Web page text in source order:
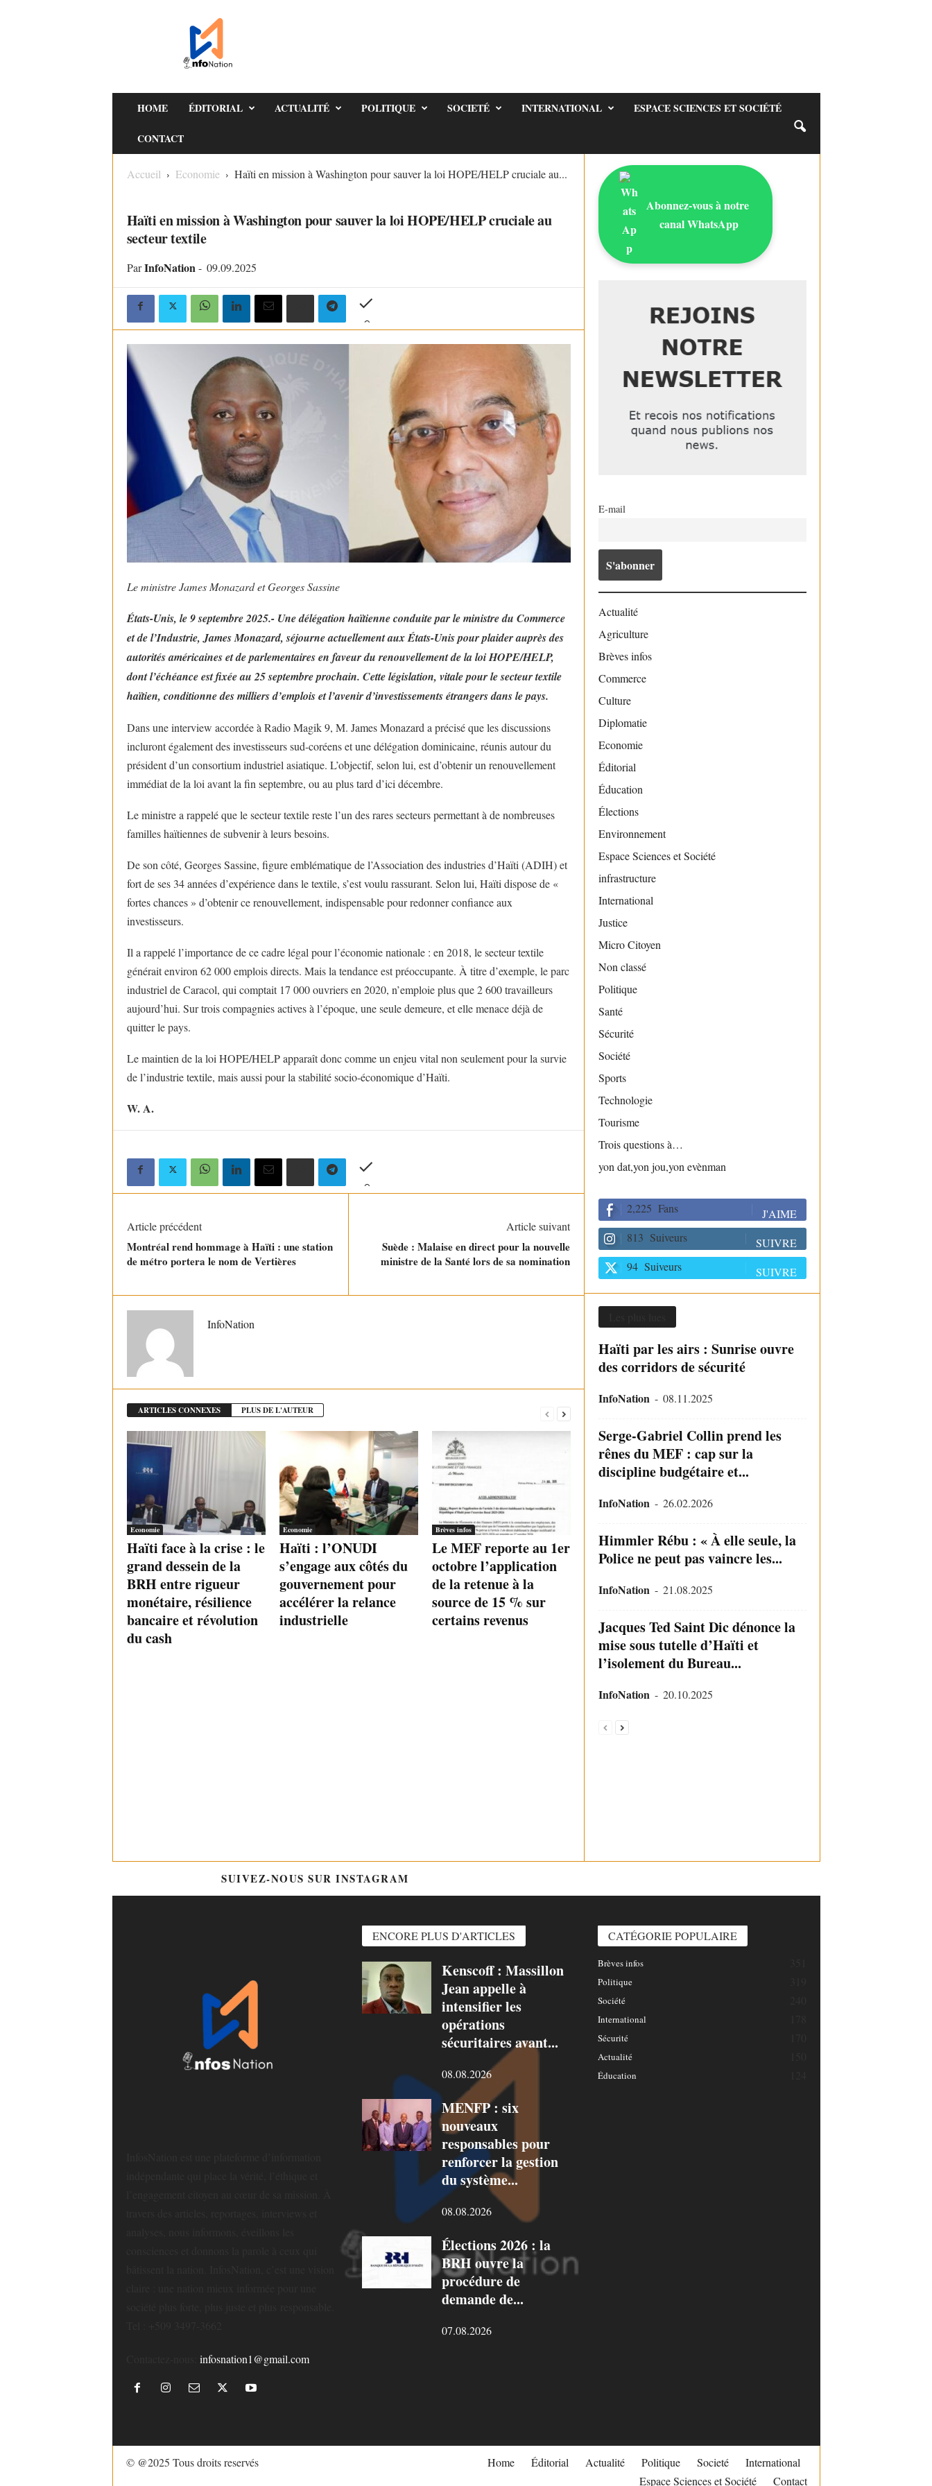
HOME ÉDITORIAL ACTUALITÉ POLITIQUE SOCIETÉ INTERNATIONAL ESPACE SCIENCES ET SOCIÉTÉ
CONTACT
Accueil Economie
Haïti en mission à Washington pour sauver la loi HOPE/HELP cruciale au...
Haïti en mission à Washington pour sauver la loi HOPE/HELP cruciale au
secteur textile
Par InfoNation - 09.09.2025
Le ministre James Monazard et Georges Sassine
États-Unis, le 9 septembre 2025.- Une délégation haïtienne conduite par le ministre du Commerce
et de l’Industrie, James Monazard, séjourne actuellement aux États-Unis pour plaider auprès des
autorités américaines et de parlementaires en faveur du renouvellement de la loi HOPE/HELP,
dont l’échéance est fixée au 25 septembre prochain. Cette législation, vitale pour le secteur textile
haïtien, conditionne des milliers d’emplois et l’avenir d’investissements étrangers dans le pays.
Dans une interview accordée à Radio Magik 9, M. James Monazard a précisé que les discussions
incluront également des investisseurs sud-coréens et une délégation dominicaine, réunis autour du
président d’un consortium industriel asiatique. L’objectif, selon lui, est d’obtenir un renouvellement
immédiat de la loi avant la fin septembre, ou au plus tard d’ici décembre.
Le ministre a rappelé que le secteur textile reste l’un des rares secteurs permettant à de nombreuses
familles haïtiennes de subvenir à leurs besoins.
De son côté, Georges Sassine, figure emblématique de l’Association des industries d’Haïti (ADIH) et
fort de ses 34 années d’expérience dans le textile, s’est voulu rassurant. Selon lui, Haïti dispose de «
fortes chances » d’obtenir ce renouvellement, indispensable pour redonner confiance aux
investisseurs.
Il a rappelé l’importance de ce cadre légal pour l’économie nationale : en 2018, le secteur textile
générait environ 62 000 emplois directs. Mais la tendance est préoccupante. À titre d’exemple, le parc
industriel de Caracol, qui comptait 17 000 ouvriers en 2020, n’emploie plus que 2 600 travailleurs
aujourd’hui. Sur trois compagnies actives à l’époque, une seule demeure, et elle menace déjà de
quitter le pays.
Le maintien de la loi HOPE/HELP apparaît donc comme un enjeu vital non seulement pour la survie
de l’industrie textile, mais aussi pour la stabilité socio-économique d’Haïti.
W. A.
Article précédent
Montréal rend hommage à Haïti : une station
de métro portera le nom de Vertières
Article suivant
Suède : Malaise en direct pour la nouvelle
ministre de la Santé lors de sa nomination
InfoNation
ARTICLES CONNEXES PLUS DE L'AUTEUR
Economie
Haïti face à la crise : le
grand dessein de la
BRH entre rigueur
monétaire, résilience
bancaire et révolution
du cash
Economie
Haïti : l’ONUDI
s’engage aux côtés du
gouvernement pour
accélérer la relance
industrielle
Brèves infos
Le MEF reporte au 1er
octobre l’application
de la retenue à la
source de 15 % sur
certains revenus
Abonnez-vous à notre
canal WhatsApp
E-mail
Actualité
Agriculture
Brèves infos
Commerce
Culture
Diplomatie
Economie
Éditorial
Éducation
Élections
Environnement
Espace Sciences et Société
infrastructure
International
Justice
Micro Citoyen
Non classé
Politique
Santé
Sécurité
Société
Sports
Technologie
Tourisme
Trois questions à…
yon dat,yon jou,yon evènman
2,225 Fans
J'AIME
813 Suiveurs
SUIVRE
94 Suiveurs SUIVRE
Haïti par les airs : Sunrise ouvre
des corridors de sécurité
InfoNation - 08.11.2025
Serge-Gabriel Collin prend les
rênes du MEF : cap sur la
discipline budgétaire et...
InfoNation - 26.02.2026
Himmler Rébu : « À elle seule, la
Police ne peut pas vaincre les...
InfoNation - 21.08.2025
Jacques Ted Saint Dic dénonce la
mise sous tutelle d’Haïti et
l’isolement du Bureau...
InfoNation - 20.10.2025
SUIVEZ-NOUS SUR INSTAGRAM
infosnation1@gmail.com
ENCORE PLUS D'ARTICLES
Kenscoff : Massillon
Jean appelle à
intensifier les
opérations
sécuritaires avant...
08.08.2026
MENFP : six
nouveaux
responsables pour
renforcer la gestion
du système...
08.08.2026
Élections 2026 : la
BRH ouvre la
procédure de
demande de...
07.08.2026
CATÉGORIE POPULAIRE
Brèves infos
Politique
Société
International
Sécurité
Actualité
Éducation
Home Éditorial Actualité Politique Societé
International
Espace Sciences et Société
Contact
© @2025 Tous droits reservés